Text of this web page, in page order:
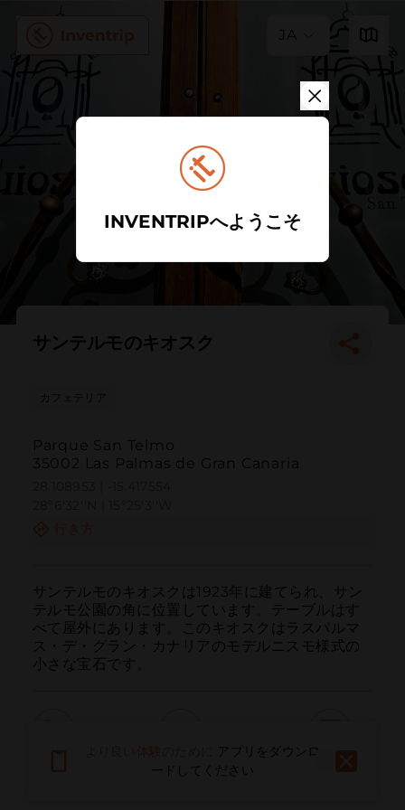
JA
サンテルモのキオスク
カフェテリア
Parque San Telmo
35002 Las Palmas de Gran Canaria
サンテルモのキオスクは1923年に建てられ、サン
テルモ公園の角に位置しています。テーブルはす
べて屋外にあります。このキオスクはラスパルマ
ス・デ・グラン・カナリアのモデルニスモ様式の
小さな宝石です。
電子メール
アプリをダウンロ
ードしてください
INVENTRIPへようこそ